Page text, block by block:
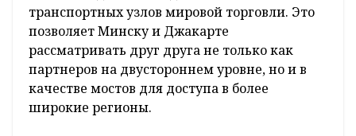
транспортных узлов мировой торговли. Это
позволяет Минску и Джакарте
рассматривать друг друга не только как
партнеров на двустороннем уровне, но и в
качестве мостов для доступа в более
широкие регионы.